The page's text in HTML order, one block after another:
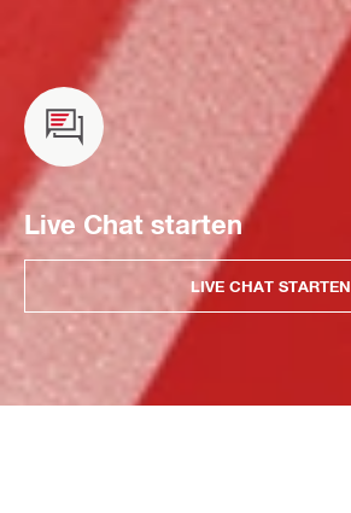
Live Chat starten
LIVE CHAT STARTEN